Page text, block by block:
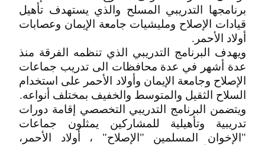
برنامجها التدريبي المسلح والذي يستهدف تأهيل
قيادات الإصلاح ومليشيات جامعة الإيمان وعصابات
أولاد الأحمر.
ويهدف البرنامج التدريبي الذي تنظمه الفرقة منذ
عدة أشهر في عدة محافظات الى تدريب جماعات
الإصلاح وجامعة الإيمان وأولاد الأحمر على استخدام
السلاح الثقيل والمتوسط والخفيف بمختلف أنواعه.
ويتضمن البرنامج التدريبي التخصصي إقامة دورات
تدريبية وتأهيلية للمشاركين يمثلون جماعات
"الإخوان المسلمين "الإصلاح" ، أولاد الأحمر،